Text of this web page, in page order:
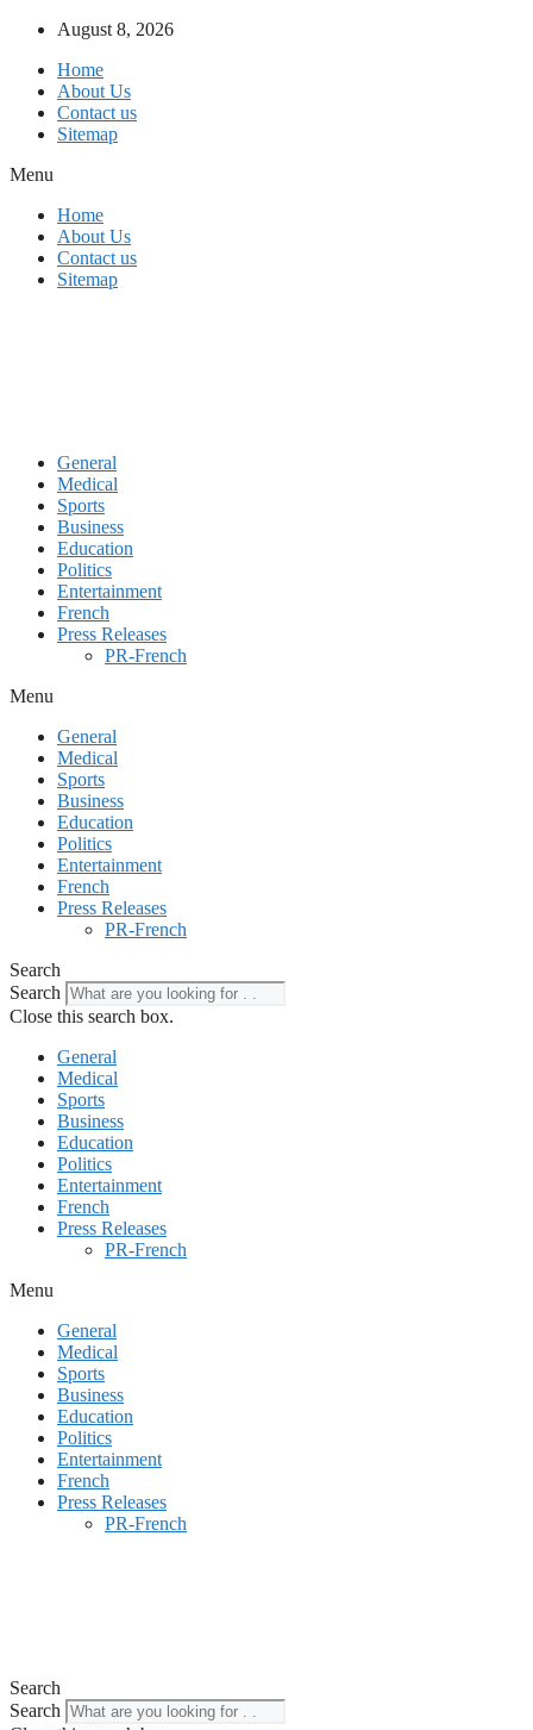
Skip
content
August 8, 2026
Home
About Us
Contact us
Sitemap
Menu
Home
About Us
Contact us
Sitemap
General
Medical
Sports
Business
Education
Politics
Entertainment
French
Press Releases
PR-French
Menu
General
Medical
Sports
Business
Education
Politics
Entertainment
French
Press Releases
PR-French
Search
Search
Close this search box.
General
Medical
Sports
Business
Education
Politics
Entertainment
French
Press Releases
PR-French
Menu
General
Medical
Sports
Business
Education
Politics
Entertainment
French
Press Releases
PR-French
Search
Search